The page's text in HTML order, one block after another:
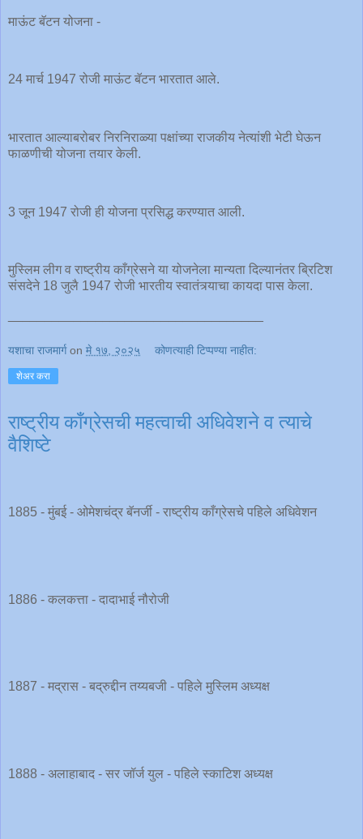
माऊंट बॅटन योजना -
24 मार्च 1947 रोजी माऊंट बॅटन भारतात आले.
भारतात आल्याबरोबर निरनिराळ्या पक्षांच्या राजकीय नेत्यांशी भेटी घेऊन
फाळणीची योजना तयार केली.
3 जून 1947 रोजी ही योजना प्रसिद्ध करण्यात आली.
मुस्लिम लीग व राष्ट्रीय काँग्रेसने या योजनेला मान्यता दिल्यानंतर ब्रिटिश
संसदेने 18 जुलै 1947 रोजी भारतीय स्वातंत्र्याचा कायदा पास केला.
यशाचा राजमार्ग on मे १७, २०२५ कोणत्याही टिप्पण्‍या नाहीत:
शेअर करा
राष्ट्रीय काँग्रेसची महत्वाची अधिवेशने व त्याचे
वैशिष्टे
1885 - मुंबई - ओमेशचंद्र बॅनर्जी - राष्ट्रीय काँग्रेसचे पहिले अधिवेशन
1886 - कलकत्ता - दादाभाई नौरोजी
1887 - मद्रास - बद्रुद्दीन तय्यबजी - पहिले मुस्लिम अध्यक्ष
1888 - अलाहाबाद - सर जॉर्ज युल - पहिले स्काटिश अध्यक्ष